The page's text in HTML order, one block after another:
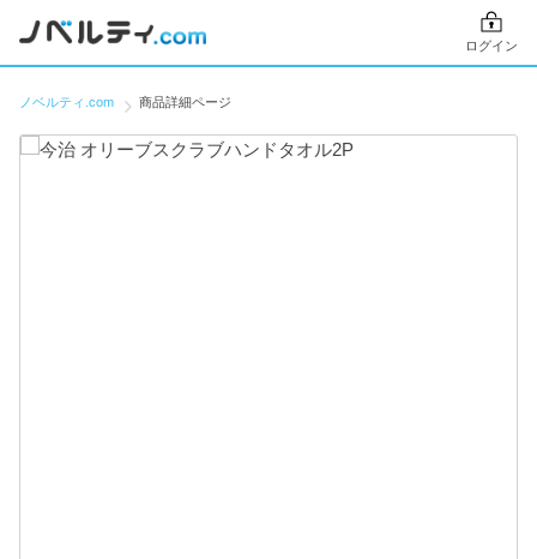
ログイン
ノベルティ.com 商品詳細ページ